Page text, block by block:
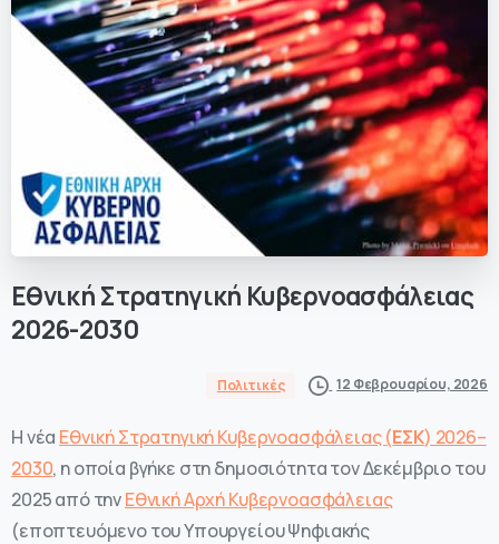
ΕθνικήΣτρατηγική Κυβερνοασφάλειας
2026-2030
Πολιτικές 12 Φεβρουαρίου, 2026
Η νέα Εθνική Στρατηγική Κυβερνοασφάλειας (ΕΣΚ) 2026–
2030, η οποία βγήκε στη δημοσιότητα τον Δεκέμβριο του
2025 από τηνΕθνική Αρχή Κυβερνοασφάλειας
(εποπτευόμενο του Υπουργείου Ψηφιακής